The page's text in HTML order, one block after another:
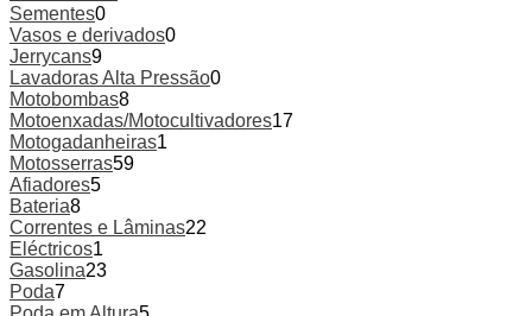
Sementes0
Vasos e derivados0
Jerrycans9
Lavadoras Alta Pressão0
Motobombas8
Motoenxadas/Motocultivadores17
Motogadanheiras1
Motosserras59
Afiadores5
Bateria8
Correntes e Lâminas22
Eléctricos1
Gasolina23
Poda7